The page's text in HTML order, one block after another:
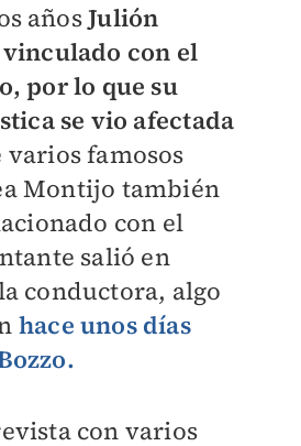
añosJulión
con el
por lo que su
se vio afectada
varios famosos
Montijo también
con el
salió en
conductora, algo
hace unos días
con varios